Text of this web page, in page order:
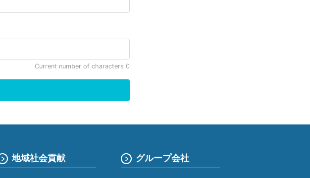
地域社会貢献 グループ会社